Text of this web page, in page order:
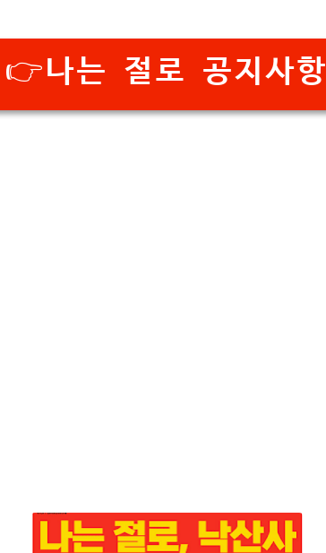
👉나는 절로 공지사항